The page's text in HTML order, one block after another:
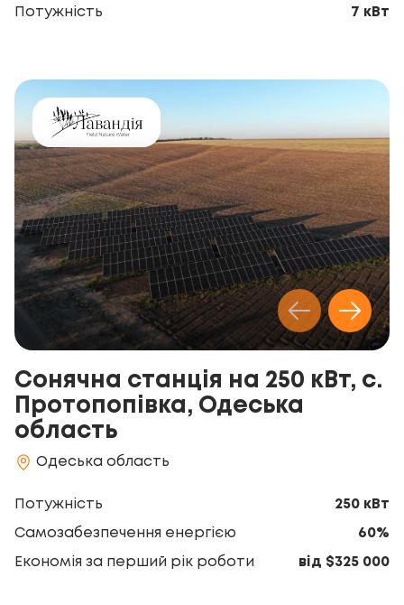
Потужність 7 кВт
Сонячна станція на 250 кВт, с.
Протопопівка, Одеська
область
Одеська область
Потужність 250 кВт
Самозабезпечення енергією 60%
Економія за перший рік роботи від $325 000